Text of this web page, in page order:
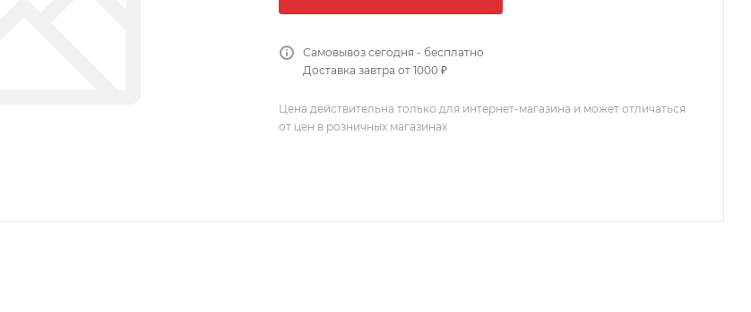
Самовывоз сегодня - бесплатно
Доставка завтра от 1000 ₽
Цена действительна только для интернет-магазина и может отличаться
от цен в розничных магазинах